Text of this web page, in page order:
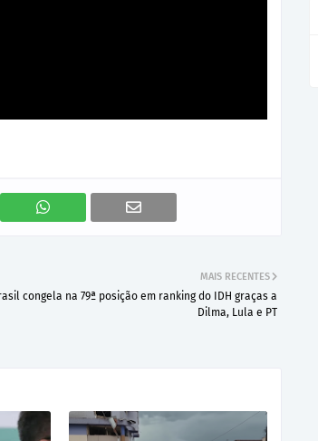
MAIS RECENTES
congela na 79ª posição em ranking do IDH graças a
Dilma, Lula e PT